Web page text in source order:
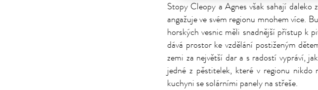
Stopy Cleopy a Agnes však sahají
angažuje ve svém regionu mnohem více.
horských vesnic měli snadnější přístup k
dává prostor ke vzdělání postiženým
zemi za největší dar a s radostí vypráví,
jedné z pěstitelek, které v regionu nikdo
kuchyni se solárními panely na střeše.